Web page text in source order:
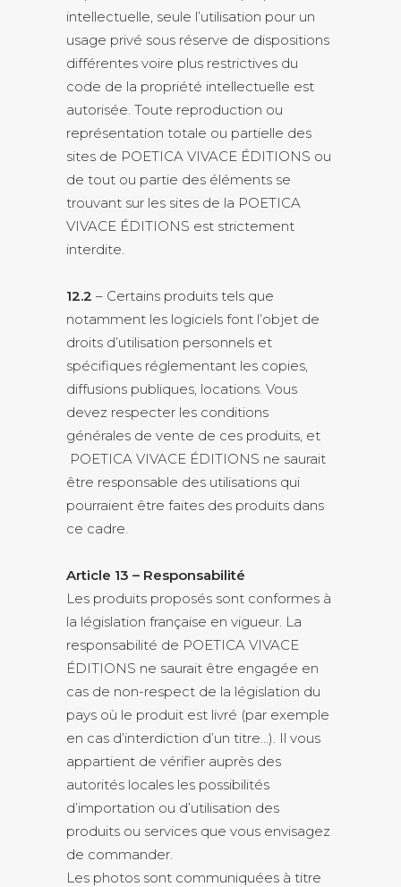
intellectuelle, seule l’utilisation pour un
usage privé sous réserve de dispositions
différentes voire plus restrictives du
code de la propriété intellectuelle est
autorisée. Toute reproduction ou
représentation totale ou partielle des
sites de POETICA VIVACE ÉDITIONS ou
de tout ou partie des éléments se
trouvant sur les sites de la POETICA
VIVACE ÉDITIONS est strictement
interdite.
12.2 – Certains produits tels que
notamment les logiciels font l’objet de
droits d’utilisation personnels et
spécifiques réglementant les copies,
diffusions publiques, locations. Vous
devez respecter les conditions
générales de vente de ces produits, et
POETICA VIVACE ÉDITIONS ne saurait
être responsable des utilisations qui
pourraient être faites des produits dans
ce cadre.
Article 13 – Responsabilité
Les produits proposés sont conformes à
la législation française en vigueur. La
responsabilité de POETICA VIVACE
ÉDITIONS ne saurait être engagée en
cas de non-respect de la législation du
pays où le produit est livré (par exemple
en cas d’interdiction d’un titre…). Il vous
appartient de vérifier auprès des
autorités locales les possibilités
d’importation ou d’utilisation des
produits ou services que vous envisagez
de commander.
Les photos sont communiquées à titre